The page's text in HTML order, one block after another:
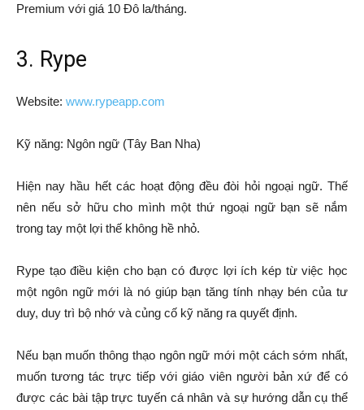
Premium với giá 10 Đô la/tháng.
3. Rype
Website: www.rypeapp.com
Kỹ năng: Ngôn ngữ (Tây Ban Nha)
Hiện nay hầu hết các hoạt động đều đòi hỏi ngoại ngữ. Thế
nên nếu sở hữu cho mình một thứ ngoại ngữ bạn sẽ nắm
trong tay một lợi thế không hề nhỏ.
Rype tạo điều kiện cho bạn có được lợi ích kép từ việc học
một ngôn ngữ mới là nó giúp bạn tăng tính nhạy bén của tư
duy, duy trì bộ nhớ và củng cố kỹ năng ra quyết định.
Nếu bạn muốn thông thạo ngôn ngữ mới một cách sớm nhất,
muốn tương tác trực tiếp với giáo viên người bản xứ để có
được các bài tập trực tuyến cá nhân và sự hướng dẫn cụ thể